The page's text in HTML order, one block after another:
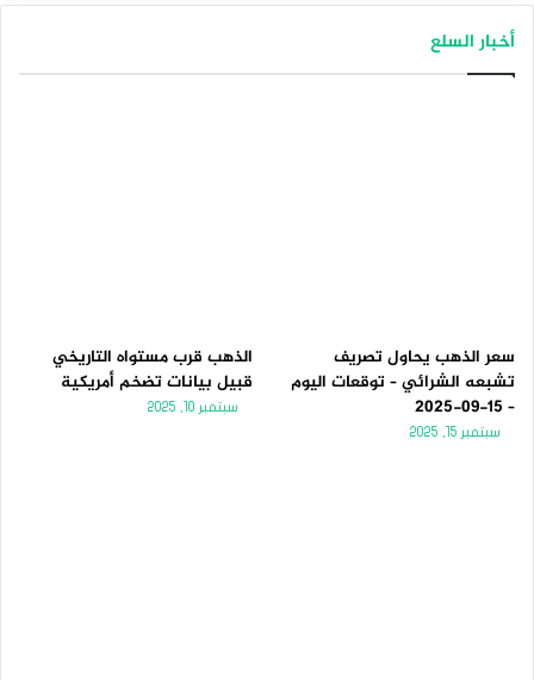
أخبار السلع
سعر الذهب يحاول تصريف
تشبعه الشرائي – توقعات اليوم
– 15-09-2025
سبتمبر 15, 2025
الذهب قرب مستواه التاريخي
قبيل بيانات تضخم أمريكية
سبتمبر 10, 2025